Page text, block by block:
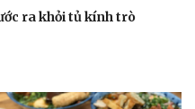
ra khỏi tủ kính trò